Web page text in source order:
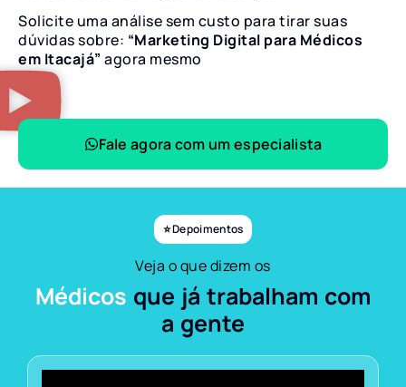
Solicite uma análise sem custo para tirar suas
dúvidas sobre: “Marketing Digital para Médicos
em Itacajá” agora mesmo
Fale agora com um especialista
⭐ Depoimentos
Veja o que dizem os
Médicos que já trabalham com
a gente